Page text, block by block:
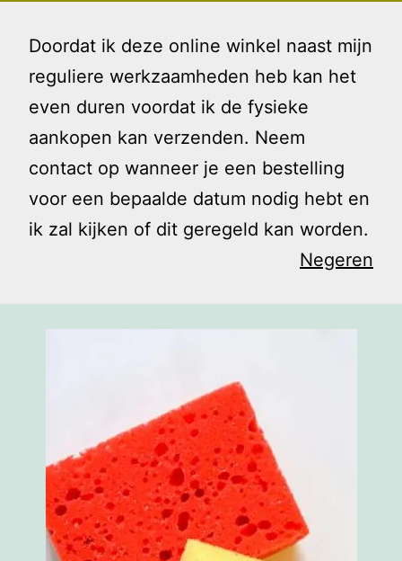
Doordat ik deze online winkel naast mijn
reguliere werkzaamheden heb kan het
even duren voordat ik de fysieke
aankopen kan verzenden. Neem
contact op wanneer je een bestelling
voor een bepaalde datum nodig hebt en
ik zal kijken of dit geregeld kan worden.
Negeren
naar
inhoud
Gezin
Sponsjes